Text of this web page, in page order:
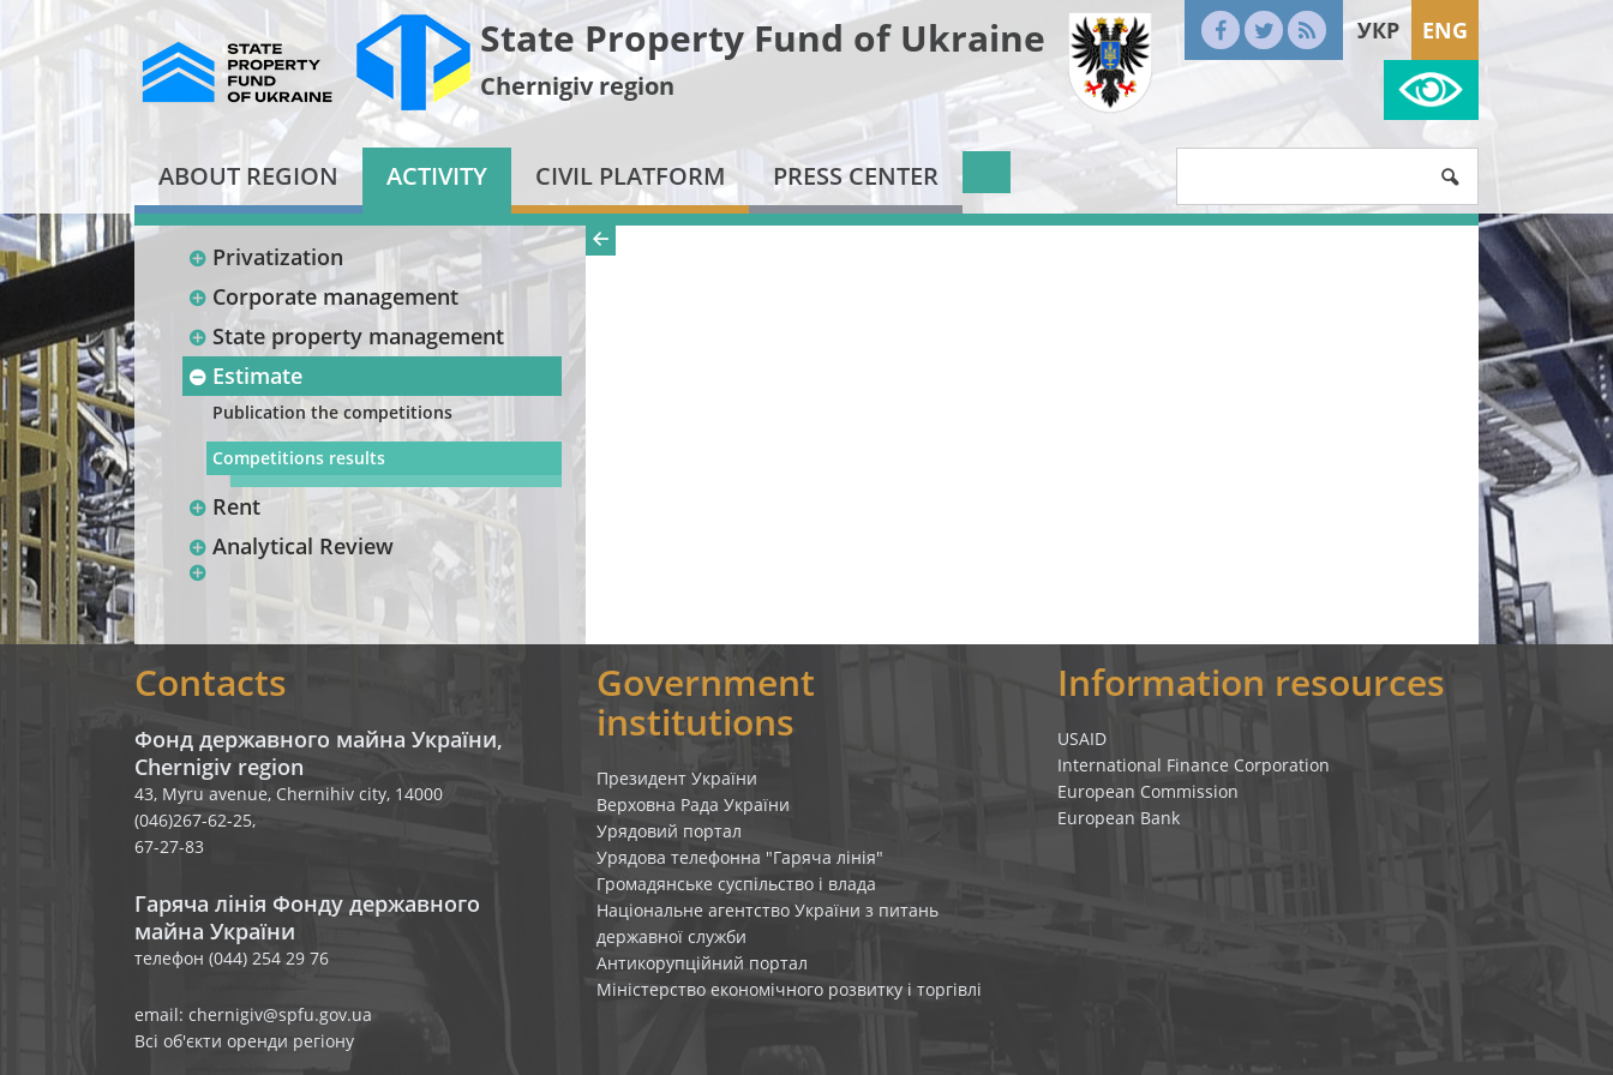
State Property Fund of Ukraine
Chernigiv region
УКР ENG
ABOUT REGION ACTIVITY CIVIL PLATFORM PRESS CENTER
Privatization
Corporate management
State property management
Estimate
Publication the competitions
Competitions results
Rent
Analytical Review
Contacts
Фонд державного майна України,
Chernigiv region
43, Myru avenue, Chernihiv city, 14000
(046)267-62-25,
67-27-83
Гаряча лінія Фонду державного
майна України
телефон (044) 254 29 76
email: chernigiv@spfu.gov.ua
Всі об'єкти оренди регіону
Government
institutions
Президент України
Верховна Рада України
Урядовий портал
Урядова телефонна "Гаряча лінія"
Громадянське суспільство і влада
Національне агентство України з питань
державної служби
Антикорупційний портал
Міністерство економічного розвитку і торгівлі
Information resources
USAID
International Finance Corporation
European Commission
European Bank